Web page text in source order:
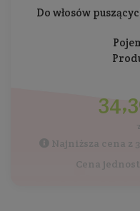
Do włosów
Najniższa cena z
Cena